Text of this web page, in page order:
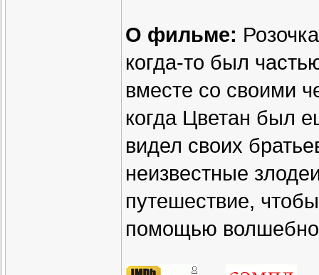
О фильме:
когда-то был
вместе со своими
когда Цветан был
видел своих
неизвестные
путешествие,
помощью